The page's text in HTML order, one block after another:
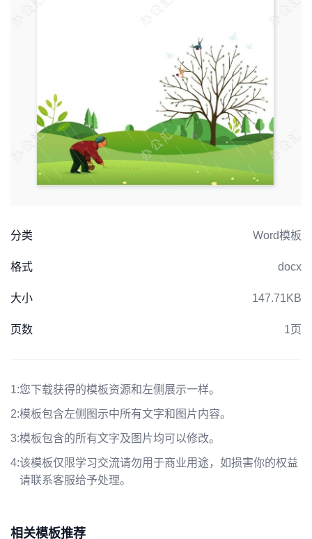
分类 Word模板
格式 docx
大小 147.71KB
页数 1页
1:您下载获得的模板资源和左侧展示一样。
2:模板包含左侧图示中所有文字和图片内容。
3:模板包含的所有文字及图片均可以修改。
4:该模板仅限学习交流请勿用于商业用途，如损害你的权益
请联系客服给予处理。
相关模板推荐